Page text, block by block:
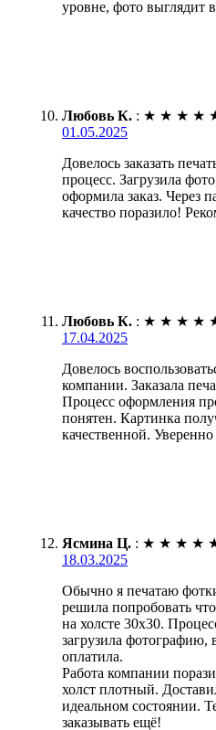
уровне, фото выглядит
Любовь К. : ★ ★ ★ ★
01.05.2025
Довелось заказать
процесс. Загрузила
оформила заказ. Через
качество поразило!
Любовь К. : ★ ★ ★ ★
17.04.2025
Довелось
компании. Заказала
Процесс оформления
понятен. Картинка
качественной.
Ясмина Ц. : ★ ★ ★ ★
18.03.2025
Обычно я печатаю
решила попробовать
на холсте 30х30.
загрузила фотографию,
оплатила.
Работа компании
холст плотный.
идеальном состоянии.
заказывать ещё!